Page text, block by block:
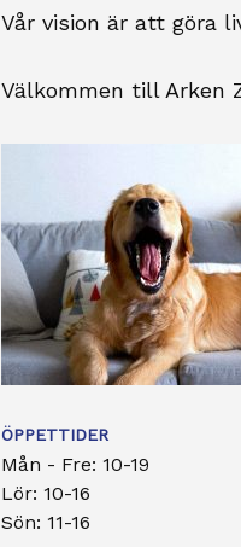
Vår vision är att göra
Välkommen till Arken
ÖPPETTIDER
Mån - Fre: 10-19
Lör: 10-16
Sön: 11-16